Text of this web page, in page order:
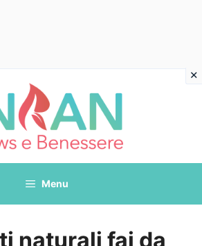
Menu
naturali fai da